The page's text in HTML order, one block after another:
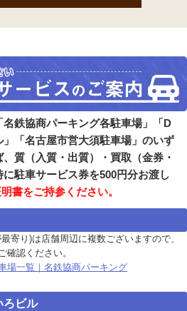
鉄協商パーキング各駐車場」「D
「名古屋市営大須駐車場」のいず
質（入質・出質）・買取（金券・
駐車サービス券を500円分お渡し
書をご持参ください。
寄り)は店舗周辺に複数ございますので、
確認ください。
場一覧｜名鉄協商パーキング
ろビル